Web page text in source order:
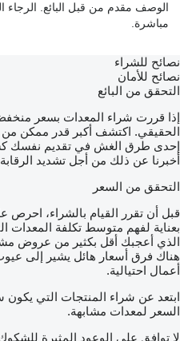
الوصف مقدم من قبل البائع. الرجاء
مباشرة.
نصائح للشراء
نصائح للأمان
التحقق من البائع
إذا قررت شراء المعدات بسعر
الحقيقي. اكتشف أكبر قدر ممكن من
إحدى طرق الغش في تقديم نفسك
أخبرنا عن ذلك من أجل تشديد
التحقق من السعر
قبل أن تقرر القيام بالشراء، احرص
بعناية لفهم متوسط تكلفة المعدات
الذي أعجبك أقل بكثير من عروض
هناك فرق أسعار هائل يشير إلى
أعمال احتيالية.
ابتعد عن شراء المنتجات التي
السعر لمعدات مشابهة.
لا توافق على الوعود المثيرة